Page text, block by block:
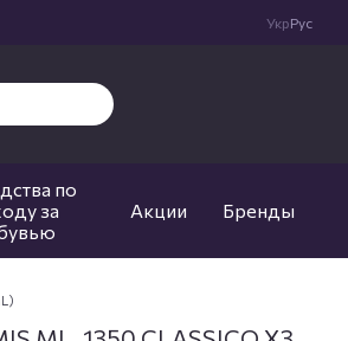
УкрРус
по
за
Акции Бренды